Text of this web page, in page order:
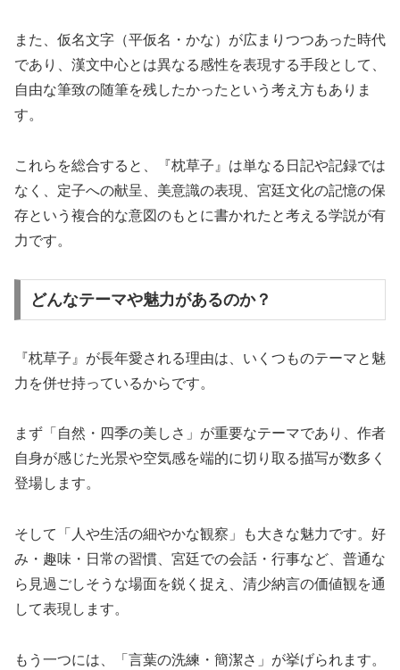
また、仮名文字（平仮名・かな）が広まりつつあった時代
であり、漢文中心とは異なる感性を表現する手段として、
自由な筆致の随筆を残したかったという考え方もありま
す。
これらを総合すると、『枕草子』は単なる日記や記録では
なく、定子への献呈、美意識の表現、宮廷文化の記憶の保
存という複合的な意図のもとに書かれたと考える学説が有
力です。
どんなテーマや魅力があるのか？
『枕草子』が長年愛される理由は、いくつものテーマと魅
力を併せ持っているからです。
まず「自然・四季の美しさ」が重要なテーマであり、作者
自身が感じた光景や空気感を端的に切り取る描写が数多く
登場します。
そして「人や生活の細やかな観察」も大きな魅力です。好
み・趣味・日常の習慣、宮廷での会話・行事など、普通な
ら見過ごしそうな場面を鋭く捉え、清少納言の価値観を通
して表現します。
もう一つには、「言葉の洗練・簡潔さ」が挙げられます。